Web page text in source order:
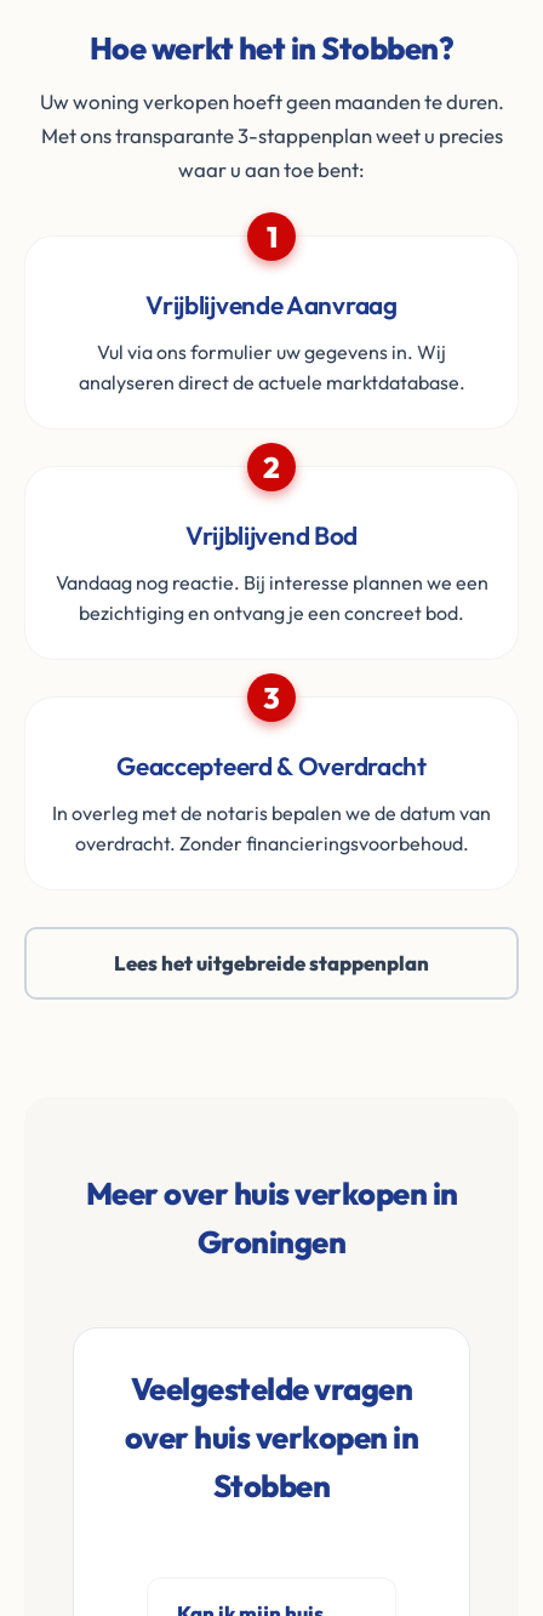
Hoe werkt het in Stobben?
Uw woning verkopen hoeft geen maanden te duren.
Met ons transparante 3-stappenplan weet u precies
waar u aan toe bent:
1
Vrijblijvende Aanvraag
Vul via ons formulier uw gegevens in. Wij
analyseren direct de actuele marktdatabase.
2
Vrijblijvend Bod
Vandaag nog reactie. Bij interesse plannen we een
bezichtiging en ontvang je een concreet bod.
3
Geaccepteerd & Overdracht
In overleg met de notaris bepalen we de datum van
overdracht. Zonder financieringsvoorbehoud.
Lees het uitgebreide stappenplan
Meer over huis verkopen in
Groningen
Veelgestelde vragen
over huis verkopen in
Stobben